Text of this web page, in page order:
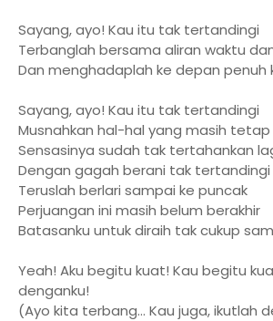
Sayang, ayo! Kau itu tak tertandingi
Terbanglah bersama aliran waktu
Dan menghadaplah ke depan
Sayang, ayo! Kau itu tak tertandingi
Musnahkan hal-hal yang masih tetap
Sensasinya sudah tak tertahankan
Dengan gagah berani tak tertandingi
Teruslah berlari sampai ke puncak
Perjuangan ini masih belum berakhir
Batasanku untuk diraih tak cukup
Yeah! Aku begitu kuat! Kau begitu
denganku!
(Ayo kita terbang... Kau juga, ikutlah